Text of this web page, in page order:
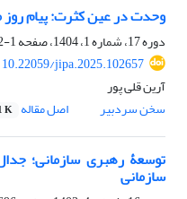
وحدت در عین کثرت: پیام روز
دوره 17، شماره 1، 1404، صفحه
1-12
10.22059/jipa.2025.102657
آرین قلی پور
سخن سردبیر
اصل مقاله K
توسعۀ رهبری سازمانی؛
سازمانی